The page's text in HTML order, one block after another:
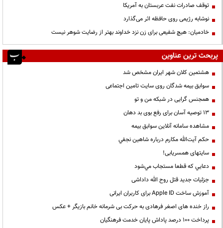
توقف صادرات نفت عربستان به آمریکا
نوشابه رژیمی روی حافظه اثر می‌گذارد
خادمیان: هیچ شفیعی برای زن نزد خداوند بهتر از رضایت شوهر نیست
پربحث ترین عناوین
هشتمین کلان شهر ایران مشخص شد
سوابق بیمه شدگان روی سایت تامین اجتماعی
همجنس گرایی در شبکه من و تو
13 توصیه آسان برای رفع بوی بد دهان
مشاهده سامانه آنلاين سوابق بیمه
حكم آيت‌الله مكارم درباره شاهين نجفي
سایتهای همسریابی!
دعايي كه قطعا مستجاب مي‌شود
جزئیات جدید قتل روح الله داداشی
آموزش ساخت Apple ID برای کاربران ایرانی
راز خنده های اصغر فرهادی به حرکت بی شرمانه خانم بازیگر + عکس
پرداخت ۱۰۰ درصد پاداش پایان خدمت فرهنگیان